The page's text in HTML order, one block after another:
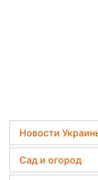
Новости
Политика
Отключения
Сад и огород